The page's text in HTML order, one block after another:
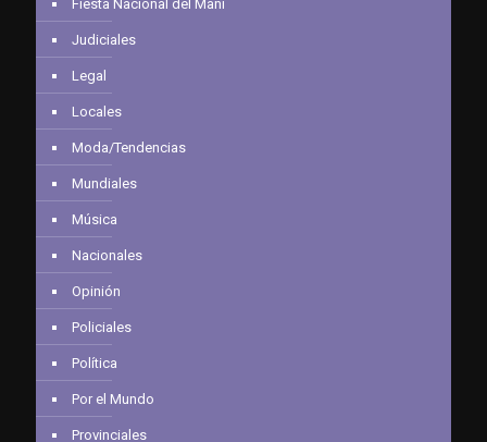
Fiesta Nacional del Maní
Judiciales
Legal
Locales
Moda/Tendencias
Mundiales
Música
Nacionales
Opinión
Policiales
Política
Por el Mundo
Provinciales